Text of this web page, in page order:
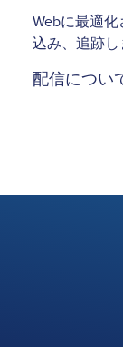
Webに最適
込み、追跡し
配信につい